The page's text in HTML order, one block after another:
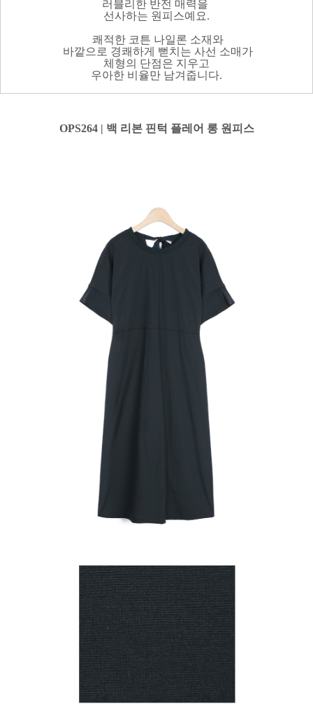
러블리한 반전 매력을
선사하는 원피스예요.
쾌적한 코튼 나일론 소재와
바깥으로 경쾌하게 뻗치는 사선 소매가
체형의 단점은 지우고
우아한 비율만 남겨줍니다.
OPS264 | 백 리본 핀턱 플레어 롱 원피스